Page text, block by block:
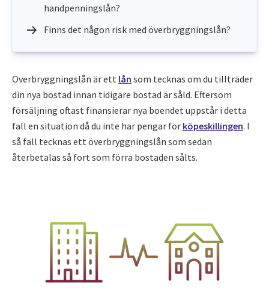
handpenningslån?
Finns det någon risk med överbryggningslån?
Överbryggningslån är ett lån som tecknas om du tillträder
din nya bostad innan tidigare bostad är såld. Eftersom
försäljning oftast finansierar nya boendet uppstår i detta
fall en situation då du inte har pengar för köpeskillingen. I
så fall tecknas ett överbryggningslån som sedan
återbetalas så fort som förra bostaden sålts.